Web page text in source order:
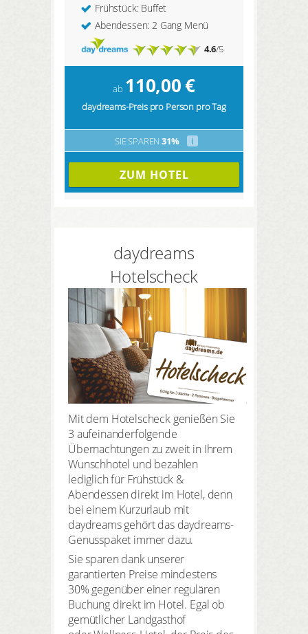
Frühstück: Buffet
Abendessen: 2 Gang Menü
4.6/5
ab 110,00€
daydreams-Preis pro Person pro Tag
SIE SPAREN 31% i
ZUM HOTEL
daydreams
Hotelscheck
Mit dem Hotelscheck genießen Sie
3 aufeinanderfolgende
Übernachtungen zu zweit in Ihrem
Wunschhotel und bezahlen
lediglich für Frühstück &
Abendessen direkt im Hotel, denn
bei einem Kurzurlaub mit
daydreams gehört das daydreams-
Genusspaket immer dazu.
Sie sparen dank unserer
garantierten Preise mindestens
30% gegenüber einer regulären
Buchung direkt im Hotel. Egal ob
gemütlicher Landgasthof